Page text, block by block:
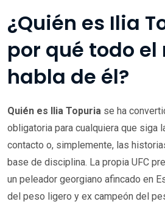
¿Quién es Ilia
por qué todo el
habla de él?
Quién es Ilia Topuria se ha
obligatoria para cualquiera que siga
contacto o, simplemente, las
base de disciplina. La propia UFC
un peleador georgiano afincado en
del peso ligero y ex campeón del